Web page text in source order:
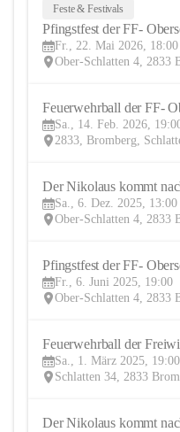
Feste & Festivals
Pfingstfest der FF-
Fr., 22. Mai 2026,
Ober-Schlatten 4, 2833
Feuerwehrball der FF-
Sa., 14. Feb. 2026,
Der Nikolaus kommt
Sa., 6. Dez. 2025, 13:00
Ober-Schlatten 4, 2833
Pfingstfest der FF-
Fr., 6. Juni 2025, 19:00
Ober-Schlatten 4, 2833
Feuerwehrball der
Sa., 1. März 2025, 19:00
Schlatten 34, 2833
Der Nikolaus kommt